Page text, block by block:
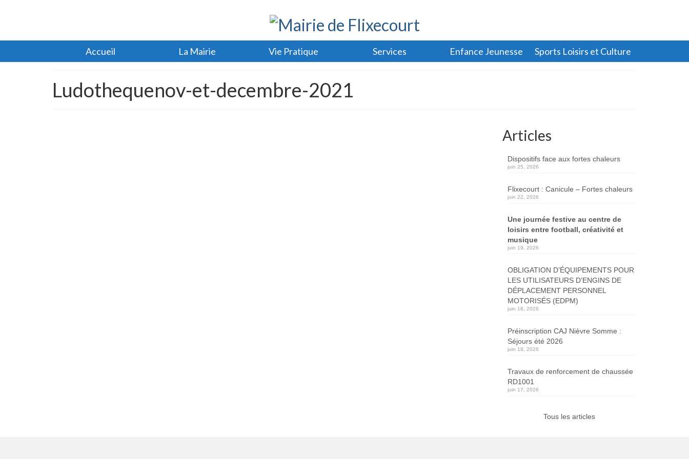
Accueil La Mairie Vie Pratique Services Enfance Jeunesse Sports Loisirs et Culture
Ludothequenov-et-decembre-2021
Articles
Dispositifs face aux fortes chaleurs
juin 25, 2026
Flixecourt : Canicule – Fortes chaleurs
juin 22, 2026
Une journée festive au centre de
loisirs entre football, créativité et
musique
juin 19, 2026
OBLIGATION D’ÉQUIPEMENTS POUR
LES UTILISATEURS D’ENGINS DE
DÉPLACEMENT PERSONNEL
MOTORISÉS (EDPM)
juin 18, 2026
Préinscription CAJ Nièvre Somme :
Séjours été 2026
juin 18, 2026
Travaux de renforcement de chaussée
RD1001
juin 17, 2026
Tous les articles